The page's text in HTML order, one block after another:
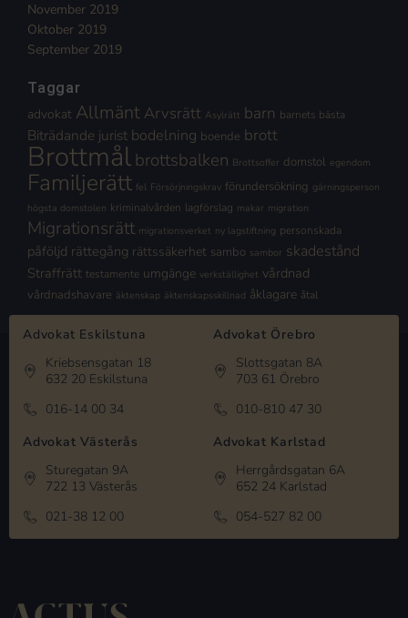
November 2019
Oktober 2019
September 2019
Taggar
advokat Allmänt Arvsrätt Asylrätt barn barnets bästa
Biträdande jurist bodelning boende brott
Brottmålbrottsbalken Brottsoffer domstol egendom
Familjerätt fel Försörjningskrav förundersökning gärningsperson
högsta domstolen kriminalvården lagförslag makar migration
Migrationsrätt migrationsverket ny lagstiftning personskada
påföljd rättegång rättssäkerhet sambo sambor skadestånd
Straffrätt testamente umgänge verkställighet vårdnad
vårdnadshavare äktenskap äktenskapsskillnad åklagare åtal
Advokat Eskilstuna
Kriebsensgatan 18
632 20 Eskilstuna
016-14 00 34
Advokat Örebro
Slottsgatan 8A
703 61 Örebro
010-810 47 30
Advokat Västerås
Sturegatan 9A
722 13 Västerås
021-38 12 00
Advokat Karlstad
Herrgårdsgatan 6A
652 24 Karlstad
054-527 82 00